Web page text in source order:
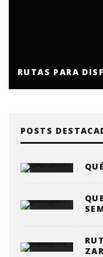
RUTAS PARA
POSTS